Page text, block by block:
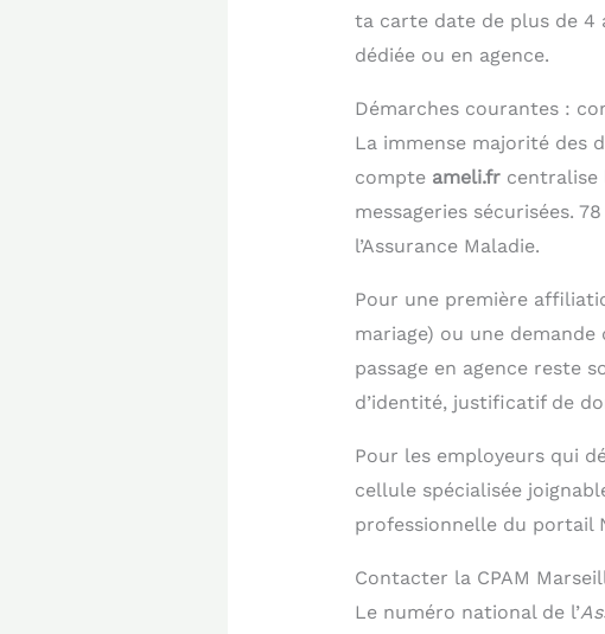
ta carte date de plus de 4
dédiée ou en agence.
Démarches courantes :
La immense majorité des
compte ameli.frcentralise
messageries sécurisées.
l’Assurance Maladie.
Pour une première
mariage) ou une demande
passage en agence reste
d’identité, justificatif de
Pour les employeurs qui
cellule spécialisée
professionnelle du portail
Contacter la CPAM
Le numéro national de l’